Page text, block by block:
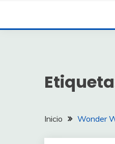
Inicio Wonder